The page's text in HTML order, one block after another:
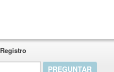
Registro